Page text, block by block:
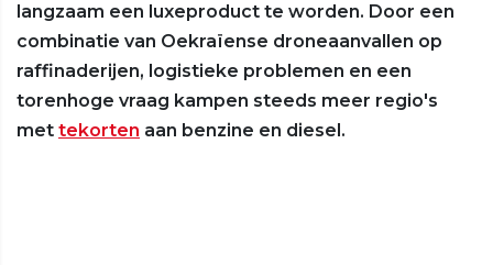
langzaam een luxeproduct te worden. Door een
combinatie van Oekraïense droneaanvallen op
raffinaderijen, logistieke problemen en een
torenhoge vraag kampen steeds meer regio's
met tekorten aan benzine en diesel.